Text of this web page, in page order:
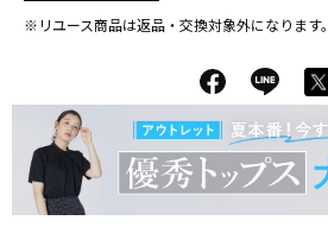
※リユース商品は返品・交換対象外になります。